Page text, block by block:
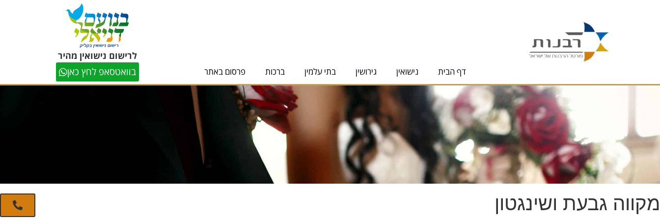
דף הבית נישואין גירושין בתי עלמין ברכות פרסום באתר
לרישום נישואין מהיר
בוואטסאפ לחץ כאן
מקווה גבעת ושינגטון